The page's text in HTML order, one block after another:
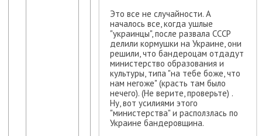
Это все не случайности. А
началось все, когда ушлые
"украинцы", после развала СССР
делили кормушки на Украине, они
решили, что бандероцам отдадут
министерство образования и
культуры, типа "на тебе боже, что
нам негоже" (красть там было
нечего). (Не верите, проверьте) .
Ну, вот усилиями этого
"министерства" и расползлась по
Украине бандеровщина.